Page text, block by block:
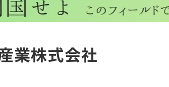
業株式会社